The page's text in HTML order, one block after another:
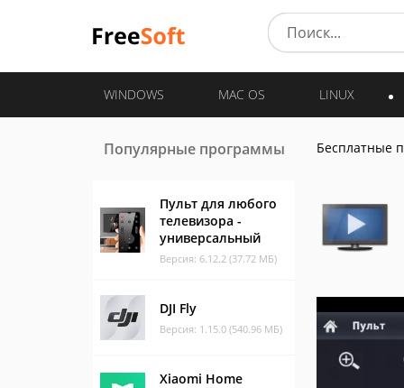
WINDOWS MAC OS LINUX
Популярные программы
Пульт для любого
телевизора -
универсальный
Версия: 6.12.2 (37.72 МБ)
DJI Fly
Версия: 1.15.0 (540.96 МБ)
Xiaomi Home
Бесплатные